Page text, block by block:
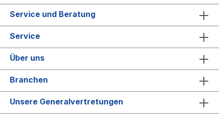
Service und Beratung
Service
Über uns
Branchen
Unsere Generalvertretungen